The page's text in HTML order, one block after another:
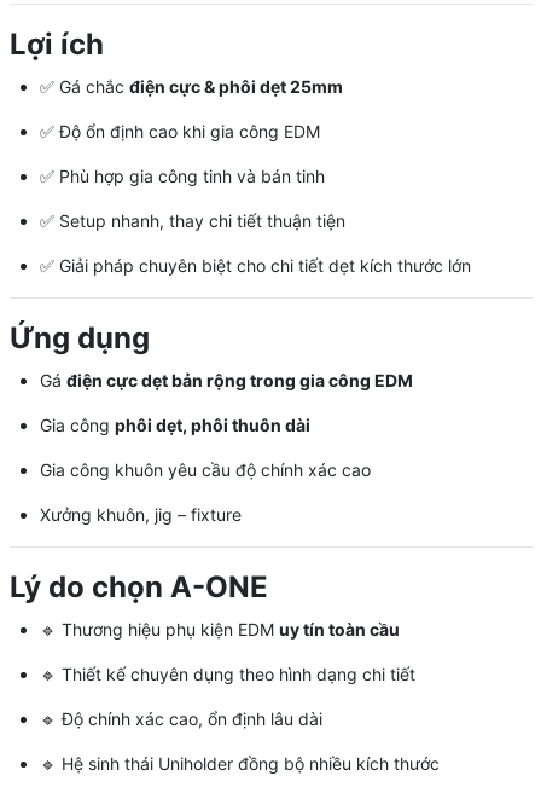
Lợi ích
✅ Gá chắc điện cực & phôi dẹt 25mm
✅ Độ ổn định cao khi gia công EDM
✅ Phù hợp gia công tinh và bán tinh
✅ Setup nhanh, thay chi tiết thuận tiện
✅ Giải pháp chuyên biệt cho chi tiết dẹt kích thước lớn
Ứng dụng
Gá điện cực dẹt bản rộng trong gia công EDM
Gia công phôi dẹt, phôi thuôn dài
Gia công khuôn yêu cầu độ chính xác cao
Xưởng khuôn, jig – fixture
Lý do chọn A-ONE
🔹 Thương hiệu phụ kiện EDM uy tín toàn cầu
🔹 Thiết kế chuyên dụng theo hình dạng chi tiết
🔹 Độ chính xác cao, ổn định lâu dài
🔹 Hệ sinh thái Uniholder đồng bộ nhiều kích thước